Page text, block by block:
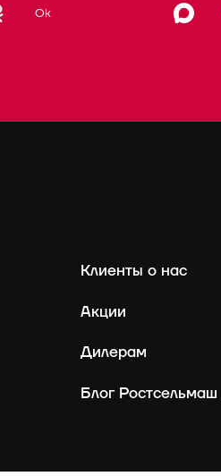
Ok
Клиенты о нас
Акции
Дилерам
Блог Ростсельмаш